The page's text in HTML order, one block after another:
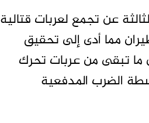
عن تجمع لعربات قتالية
مما أدى إلى تحقيق
ما تبقى من عربات تحرك
الضرب المدفعية